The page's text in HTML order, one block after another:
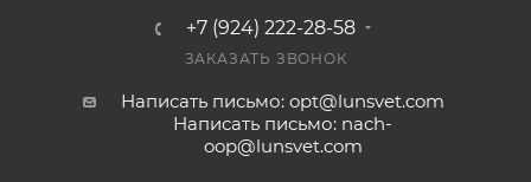
+7 (924) 222-28-58
ЗАКАЗАТЬ ЗВОНОК
Написать письмо: opt@lunsvet.com
Написать письмо: nach-
oop@lunsvet.com